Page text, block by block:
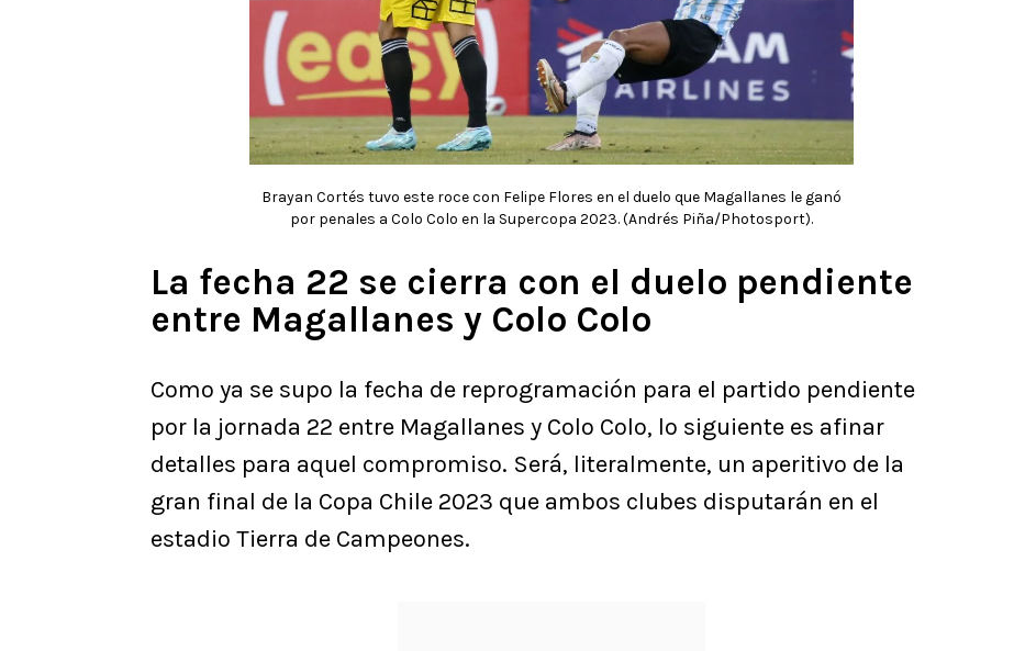
Brayan Cortés tuvo este roce con Felipe Flores en el duelo que Magallanes le ganó
por penales a Colo Colo en la Supercopa 2023. (Andrés Piña/Photosport).
La fecha 22 se cierra con el duelo pendiente
entre Magallanes y Colo Colo
Como ya se supo la fecha de reprogramación para el partido pendiente
por la jornada 22 entre Magallanes y Colo Colo, lo siguiente es afinar
detalles para aquel compromiso. Será, literalmente, un aperitivo de la
gran final de la Copa Chile 2023 que ambos clubes disputarán en el
estadio Tierra de Campeones.